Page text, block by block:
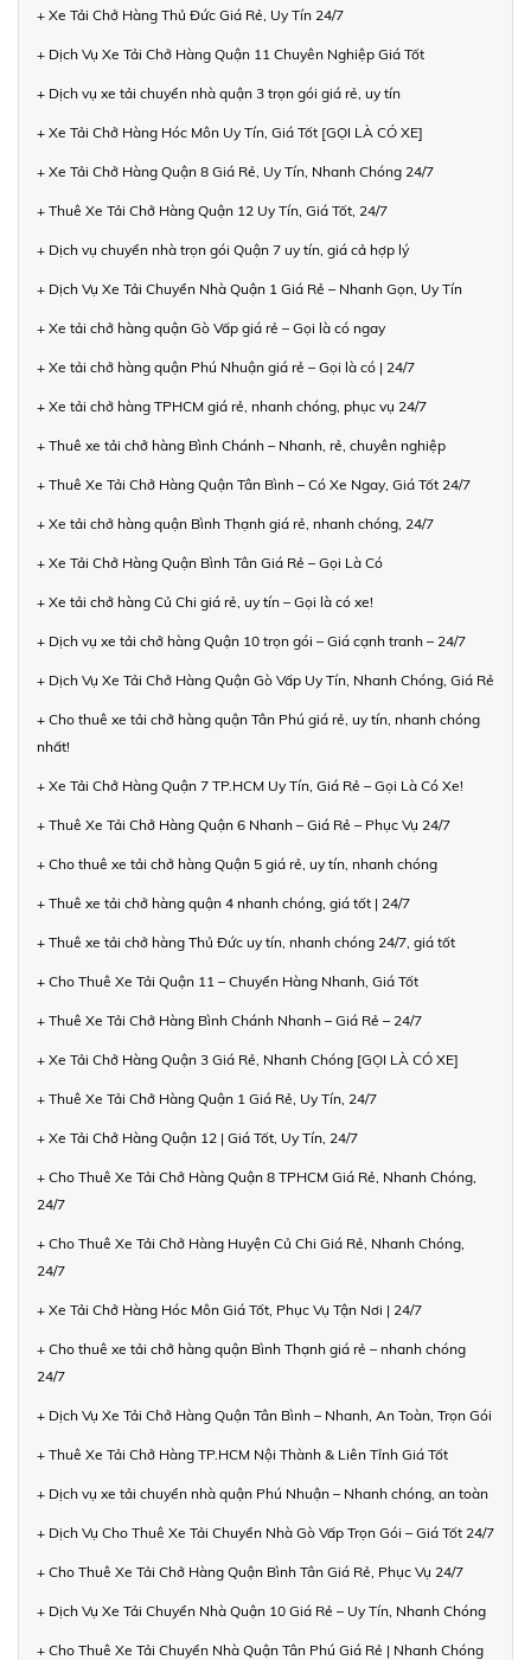
+ Xe Tải Chở Hàng Thủ Đức Giá Rẻ, Uy Tín 24/7
+ Dịch Vụ Xe Tải Chở Hàng Quận 11 Chuyên Nghiệp Giá Tốt
+ Dịch vụ xe tải chuyển nhà quận 3 trọn gói giá rẻ, uy tín
+ Xe Tải Chở Hàng Hóc Môn Uy Tín, Giá Tốt [GỌI LÀ CÓ XE]
+ Xe Tải Chở Hàng Quận 8 Giá Rẻ, Uy Tín, Nhanh Chóng 24/7
+ Thuê Xe Tải Chở Hàng Quận 12 Uy Tín, Giá Tốt, 24/7
+ Dịch vụ chuyển nhà trọn gói Quận 7 uy tín, giá cả hợp lý
+ Dịch Vụ Xe Tải Chuyển Nhà Quận 1 Giá Rẻ – Nhanh Gọn, Uy Tín
+ Xe tải chở hàng quận Gò Vấp giá rẻ – Gọi là có ngay
+ Xe tải chở hàng quận Phú Nhuận giá rẻ – Gọi là có | 24/7
+ Xe tải chở hàng TPHCM giá rẻ, nhanh chóng, phục vụ 24/7
+ Thuê xe tải chở hàng Bình Chánh – Nhanh, rẻ, chuyên nghiệp
+ Thuê Xe Tải Chở Hàng Quận Tân Bình – Có Xe Ngay, Giá Tốt 24/7
+ Xe tải chở hàng quận Bình Thạnh giá rẻ, nhanh chóng, 24/7
+ Xe Tải Chở Hàng Quận Bình Tân Giá Rẻ – Gọi Là Có
+ Xe tải chở hàng Củ Chi giá rẻ, uy tín – Gọi là có xe!
+ Dịch vụ xe tải chở hàng Quận 10 trọn gói – Giá cạnh tranh – 24/7
+ Dịch Vụ Xe Tải Chở Hàng Quận Gò Vấp Uy Tín, Nhanh Chóng, Giá Rẻ
+ Cho thuê xe tải chở hàng quận Tân Phú giá rẻ, uy tín, nhanh chóng
nhất!
+ Xe Tải Chở Hàng Quận 7 TP.HCM Uy Tín, Giá Rẻ – Gọi Là Có Xe!
+ Thuê Xe Tải Chở Hàng Quận 6 Nhanh – Giá Rẻ – Phục Vụ 24/7
+ Cho thuê xe tải chở hàng Quận 5 giá rẻ, uy tín, nhanh chóng
+ Thuê xe tải chở hàng quận 4 nhanh chóng, giá tốt | 24/7
+ Thuê xe tải chở hàng Thủ Đức uy tín, nhanh chóng 24/7, giá tốt
+ Cho Thuê Xe Tải Quận 11 – Chuyển Hàng Nhanh, Giá Tốt
+ Thuê Xe Tải Chở Hàng Bình Chánh Nhanh – Giá Rẻ – 24/7
+ Xe Tải Chở Hàng Quận 3 Giá Rẻ, Nhanh Chóng [GỌI LÀ CÓ XE]
+ Thuê Xe Tải Chở Hàng Quận 1 Giá Rẻ, Uy Tín, 24/7
+ Xe Tải Chở Hàng Quận 12 | Giá Tốt, Uy Tín, 24/7
+ Cho Thuê Xe Tải Chở Hàng Quận 8 TPHCM Giá Rẻ, Nhanh Chóng,
24/7
+ Cho Thuê Xe Tải Chở Hàng Huyện Củ Chi Giá Rẻ, Nhanh Chóng,
24/7
+ Xe Tải Chở Hàng Hóc Môn Giá Tốt, Phục Vụ Tận Nơi | 24/7
+ Cho thuê xe tải chở hàng quận Bình Thạnh giá rẻ – nhanh chóng
24/7
+ Dịch Vụ Xe Tải Chở Hàng Quận Tân Bình – Nhanh, An Toàn, Trọn Gói
+ Thuê Xe Tải Chở Hàng TP.HCM Nội Thành & Liên Tỉnh Giá Tốt
+ Dịch vụ xe tải chuyển nhà quận Phú Nhuận – Nhanh chóng, an toàn
+ Dịch Vụ Cho Thuê Xe Tải Chuyển Nhà Gò Vấp Trọn Gói – Giá Tốt 24/7
+ Cho Thuê Xe Tải Chở Hàng Quận Bình Tân Giá Rẻ, Phục Vụ 24/7
+ Dịch Vụ Xe Tải Chuyển Nhà Quận 10 Giá Rẻ – Uy Tín, Nhanh Chóng
+ Cho Thuê Xe Tải Chuyển Nhà Quận Tân Phú Giá Rẻ | Nhanh Chóng